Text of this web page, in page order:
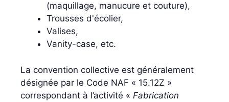
(maquillage, manucure et couture),
Trousses d'écolier,
Valises,
Vanity-case, etc.
La convention collective est généralement
désignée par le Code NAF « 15.12Z »
correspondant à l’activité « Fabrication